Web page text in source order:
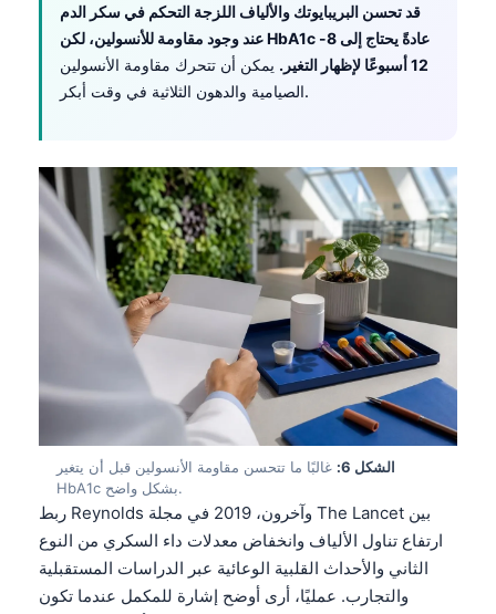
قد تحسن البريبايوتك والألياف اللزجة التحكم في سكر الدم
عند وجود مقاومة للأنسولين، لكن HbA1c عادةً يحتاج إلى 8-
12 أسبوعًا لإظهار التغير.
يمكن أن تتحرك مقاومة الأنسولين
الصيامية والدهون الثلاثية في وقت أبكر.
الشكل 6:
غالبًا ما تتحسن مقاومة الأنسولين قبل أن يتغير
HbA1c بشكل واضح.
ربط Reynolds وآخرون، 2019 في مجلة The Lancet بين
ارتفاع تناول الألياف وانخفاض معدلات داء السكري من النوع
الثاني والأحداث القلبية الوعائية عبر الدراسات المستقبلية
والتجارب. عمليًا، أرى أوضح إشارة للمكمل عندما تكون